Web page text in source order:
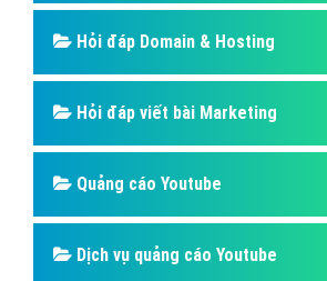
Hỏi đáp Domain & Hosting
Hỏi đáp viết bài Marketing
Quảng cáo Youtube
Dịch vụ quảng cáo Youtube